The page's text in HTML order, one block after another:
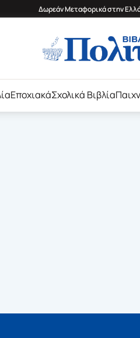
Δωρεάν Μεταφορικά στην
ΕποχιακάΣχολικά Βιβλία